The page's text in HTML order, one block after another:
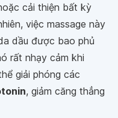
cải thiện bất kỳ
việc massage này
dầu được bao phủ
rất nhạy cảm khi
giải phóng các
, giảm căng thẳng